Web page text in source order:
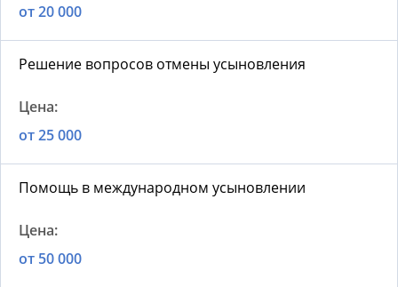
от 20 000
Решение вопросов отмены усыновления
от 25 000
Помощь в международном усыновлении
от 50 000